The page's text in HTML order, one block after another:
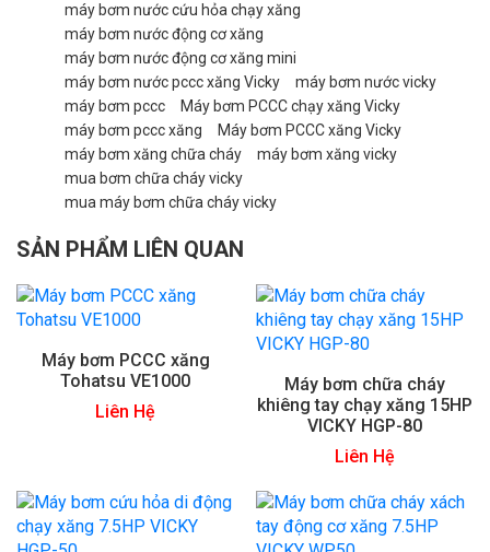
máy bơm nước cứu hỏa chạy xăng
máy bơm nước động cơ xăng
máy bơm nước động cơ xăng mini
máy bơm nước pccc xăng Vicky
máy bơm nước vicky
máy bơm pccc
Máy bơm PCCC chạy xăng Vicky
máy bơm pccc xăng
Máy bơm PCCC xăng Vicky
máy bơm xăng chữa cháy
máy bơm xăng vicky
mua bơm chữa cháy vicky
mua máy bơm chữa cháy vicky
SẢN PHẨM LIÊN QUAN
Máy bơm PCCC xăng
Tohatsu VE1000
Liên Hệ
Máy bơm chữa cháy
khiêng tay chạy xăng 15HP
VICKY HGP-80
Liên Hệ